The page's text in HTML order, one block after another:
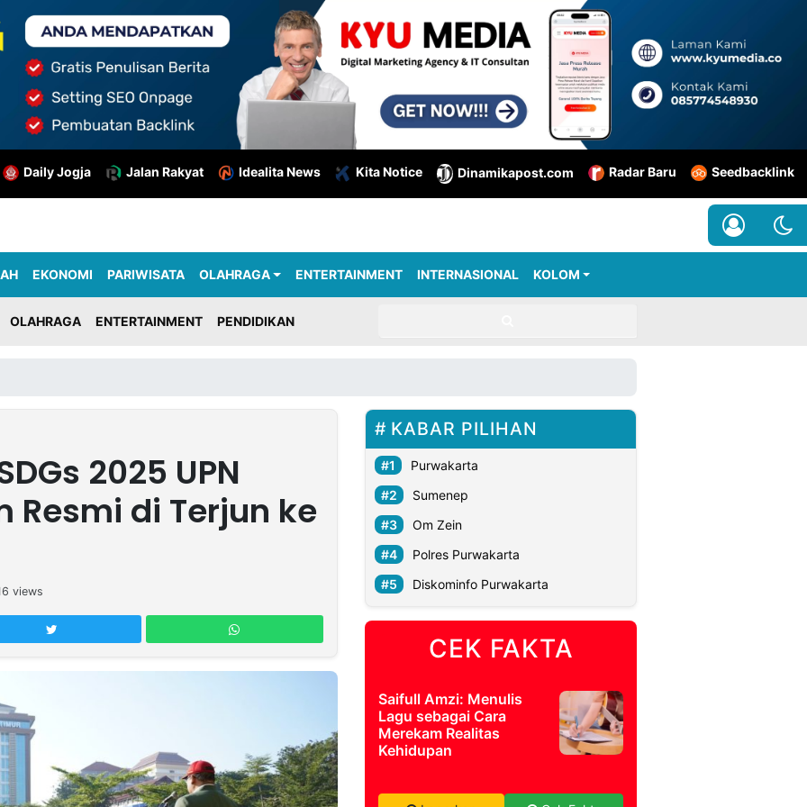
Daily Jogja Jalan Rakyat Idealita News Kita Notice Dinamikapost.com Radar Baru Seedbacklink
EKONOMI PARIWISATA OLAHRAGA ENTERTAINMENT INTERNASIONAL KOLOM
OLAHRAGA ENTERTAINMENT PENDIDIKAN
2025 UPN
Resmi di Terjun ke
views
KABAR PILIHAN
Purwakarta
Sumenep
Om Zein
Polres Purwakarta
Diskominfo Purwakarta
CEK FAKTA
Saifull Amzi: Menulis
Lagu sebagai Cara
Merekam Realitas
Kehidupan